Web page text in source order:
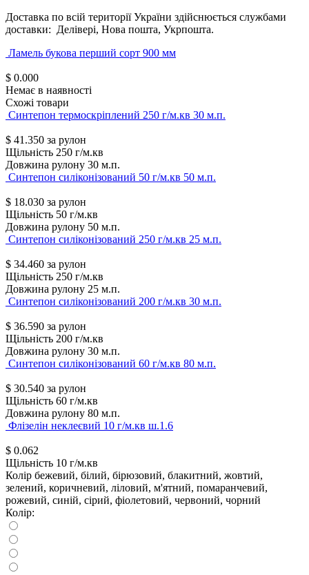
Доставка по всій території України здійснюється службами
доставки: Делівері, Нова пошта, Укрпошта.
Ламель букова перший сорт 900 мм
$ 0.000
Немає в наявності
Схожі товари
Синтепон термоскріплений 250 г/м.кв 30 м.п.
$ 41.350 за рулон
Щільність 250 г/м.кв
Довжина рулону 30 м.п.
Синтепон силіконізований 50 г/м.кв 50 м.п.
$ 18.030 за рулон
Щільність 50 г/м.кв
Довжина рулону 50 м.п.
Синтепон силіконізований 250 г/м.кв 25 м.п.
$ 34.460 за рулон
Щільність 250 г/м.кв
Довжина рулону 25 м.п.
Синтепон силіконізований 200 г/м.кв 30 м.п.
$ 36.590 за рулон
Щільність 200 г/м.кв
Довжина рулону 30 м.п.
Синтепон силіконізований 60 г/м.кв 80 м.п.
$ 30.540 за рулон
Щільність 60 г/м.кв
Довжина рулону 80 м.п.
Флізелін неклеєвий 10 г/м.кв ш.1.6
$ 0.062
Щільність 10 г/м.кв
Колір бежевий, білий, бірюзовий, блакитний, жовтий,
зелений, коричневий, ліловий, м'ятний, помаранчевий,
рожевий, синій, сірий, фіолетовий, червоний, чорний
Колір: